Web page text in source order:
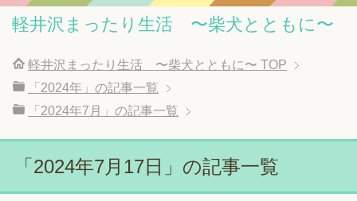
軽井沢まったり生活 〜柴犬とともに〜
軽井沢まったり生活 〜柴犬とともに〜 TOP
「2024年」の記事一覧
「2024年7月」の記事一覧
「2024年7月17日」の記事一覧